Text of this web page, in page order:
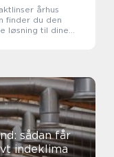
århus
finder du den
løsning til dine
sådan får
indeklima